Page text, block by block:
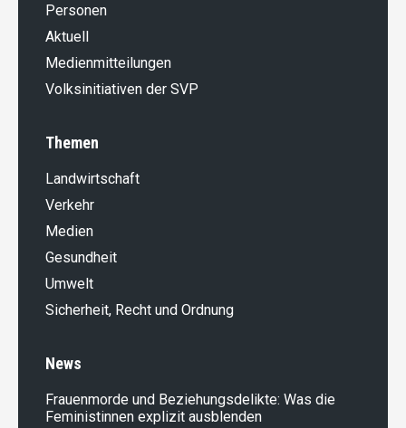
Personen
Aktuell
Medienmitteilungen
Volksinitiativen der SVP
Themen
Landwirt­schaft
Verkehr
Medien
Gesundheit
Umwelt
Sicherheit, Recht und Ordnung
News
Frauenmorde und Beziehungsdelikte: Was die
Feministinnen explizit ausblenden